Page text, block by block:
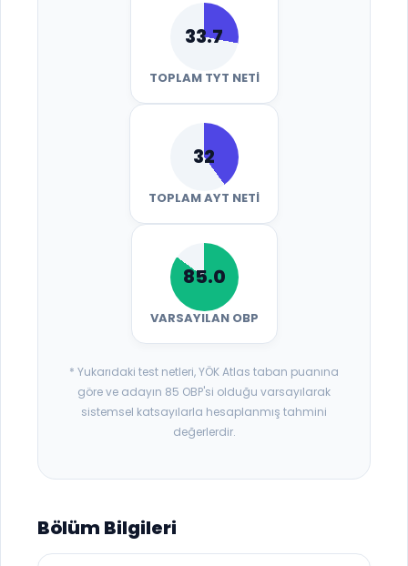
33.7
TOPLAM TYT NETI
32
TOPLAM AYT NETI
85.0
VARSAYILAN OBP
* Yukarıdaki test netleri, YÖK Atlas taban puanına
göre ve adayın 85 OBP'si olduğu varsayılarak
sistemsel katsayılarla hesaplanmış tahmini
değerlerdir.
Bölüm Bilgileri